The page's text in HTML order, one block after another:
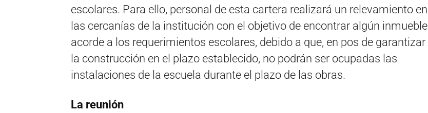
escolares. Para ello, personal de esta cartera realizará un relevamiento en
las cercanías de la institución con el objetivo de encontrar algún inmueble
acorde a los requerimientos escolares, debido a que, en pos de garantizar
la construcción en el plazo establecido, no podrán ser ocupadas las
instalaciones de la escuela durante el plazo de las obras.
La reunión